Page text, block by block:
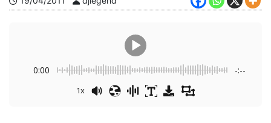
0:00 -:--
1x